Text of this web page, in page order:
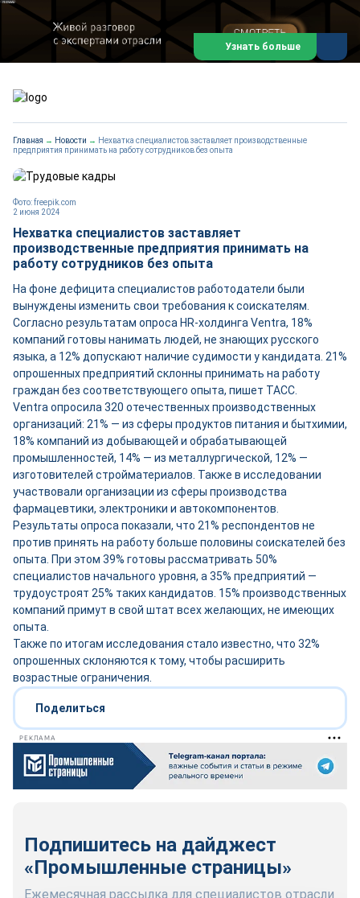
#подкаст_добывающей
Узнать больше
Главная → Новости → Нехватка специалистов заставляет производственные
предприятия принимать на работу сотрудников без опыта
2 июня 2024
Фото: freepik.com
Нехватка специалистов заставляет
производственные предприятия принимать на
работу сотрудников без опыта
На фоне дефицита специалистов работодатели были
вынуждены изменить свои требования к соискателям.
Согласно результатам опроса HR-холдинга Ventra, 18%
компаний готовы нанимать людей, не знающих русского
языка, а 12% допускают наличие судимости у кандидата. 21%
опрошенных предприятий склонны принимать на работу
граждан без соответствующего опыта, пишет ТАСС.
Ventra опросила 320 отечественных производственных
организаций: 21% — из сферы продуктов питания и бытхимии,
18% компаний из добывающей и обрабатывающей
промышленностей, 14% — из металлургической, 12% —
изготовителей стройматериалов. Также в исследовании
участвовали организации из сферы производства
фармацевтики, электроники и автокомпонентов.
Результаты опроса показали, что 21% респондентов не
против принять на работу больше половины соискателей без
опыта. При этом 39% готовы рассматривать 50%
специалистов начального уровня, а 35% предприятий —
трудоустроят 25% таких кандидатов. 15% производственных
компаний примут в свой штат всех желающих, не имеющих
опыта.
Также по итогам исследования стало известно, что 32%
опрошенных склоняются к тому, чтобы расширить
возрастные ограничения.
Поделиться
РЕКЛАМА
Подпишитесь на дайджест
«Промышленные страницы»
Ежемесячная рассылка для специалистов отрасли